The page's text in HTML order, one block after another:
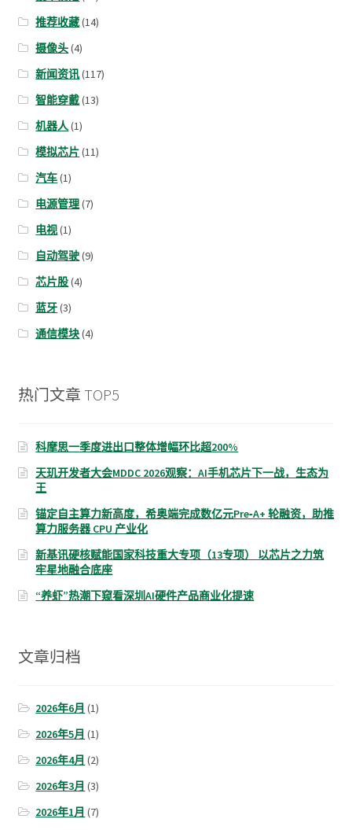
推荐收藏(14)
摄像头(4)
新闻资讯(117)
智能穿戴(13)
机器人(1)
模拟芯片(11)
汽车(1)
电源管理(7)
电视(1)
自动驾驶(9)
芯片股(4)
蓝牙(3)
通信模块(4)
热门文章 TOP5
科摩思一季度进出口整体增幅环比超200%
天玑开发者大会MDDC 2026观察：AI手机芯片下一战，生态为
王
锚定自主算力新高度，希奥端完成数亿元Pre‑A+ 轮融资，助推
算力服务器 CPU 产业化
新基讯硬核赋能国家科技重大专项（13专项） 以芯片之力筑
牢星地融合底座
“养虾”热潮下窥看深圳AI硬件产品商业化提速
文章归档
2026年6月 (1)
2026年5月 (1)
2026年4月 (2)
2026年3月 (3)
2026年1月 (7)